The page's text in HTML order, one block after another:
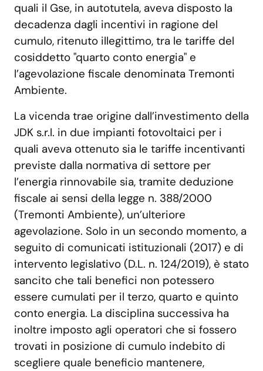
quali il Gse, in autotutela, aveva disposto la
decadenza dagli incentivi in ragione del
cumulo, ritenuto illegittimo, tra le tariffe del
cosiddetto "quarto conto energia" e
l’agevolazione fiscale denominata Tremonti
Ambiente.
La vicenda trae origine dall’investimento della
JDK s.r.l. in due impianti fotovoltaici per i
quali aveva ottenuto sia le tariffe incentivanti
previste dalla normativa di settore per
l’energia rinnovabile sia, tramite deduzione
fiscale ai sensi della legge n. 388/2000
(Tremonti Ambiente), un’ulteriore
agevolazione. Solo in un secondo momento, a
seguito di comunicati istituzionali (2017) e di
intervento legislativo (D.L. n. 124/2019), è stato
sancito che tali benefici non potessero
essere cumulati per il terzo, quarto e quinto
conto energia. La disciplina successiva ha
inoltre imposto agli operatori che si fossero
trovati in posizione di cumulo indebito di
scegliere quale beneficio mantenere,